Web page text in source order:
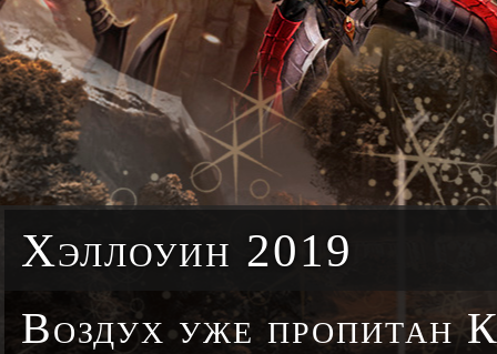
Хэллоуин 2019
Воздух уже пропитан